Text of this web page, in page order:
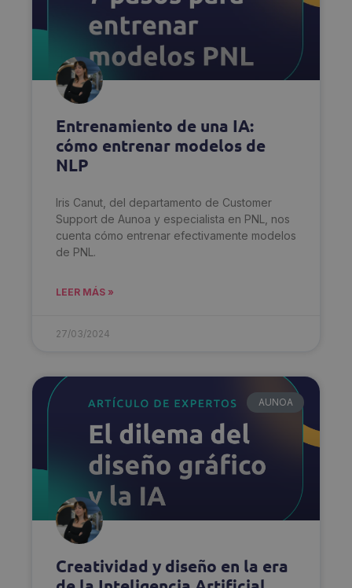
Entrenamiento de una IA:
cómo entrenar modelos de
NLP
Iris Canut, del departamento de Customer
Support de Aunoa y especialista en PNL, nos
cuenta cómo entrenar efectivamente modelos
de PNL.
LEER MÁS »
27/03/2024
AUNOA
Creatividad y diseño en la era